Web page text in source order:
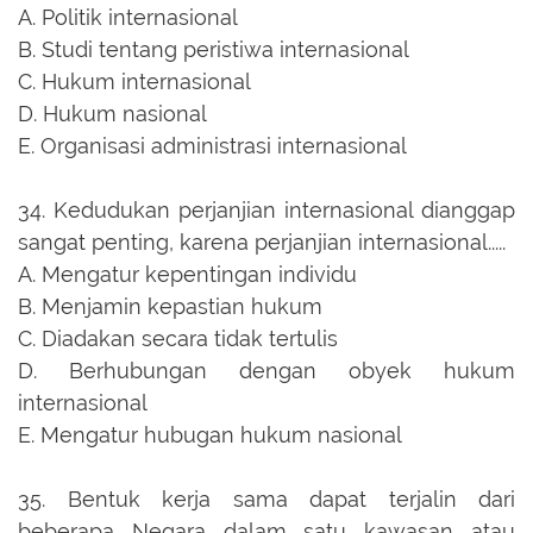
A. Politik internasional
B. Studi tentang peristiwa internasional
C. Hukum internasional
D. Hukum nasional
E. Organisasi administrasi internasional
34. Kedudukan perjanjian internasional dianggap
sangat penting, karena perjanjian internasional.....
A. Mengatur kepentingan individu
B. Menjamin kepastian hukum
C. Diadakan secara tidak tertulis
D.
Berhubungan dengan obyek hukum
internasional
E. Mengatur hubugan hukum nasional
35.
Bentuk kerja sama dapat terjalin dari